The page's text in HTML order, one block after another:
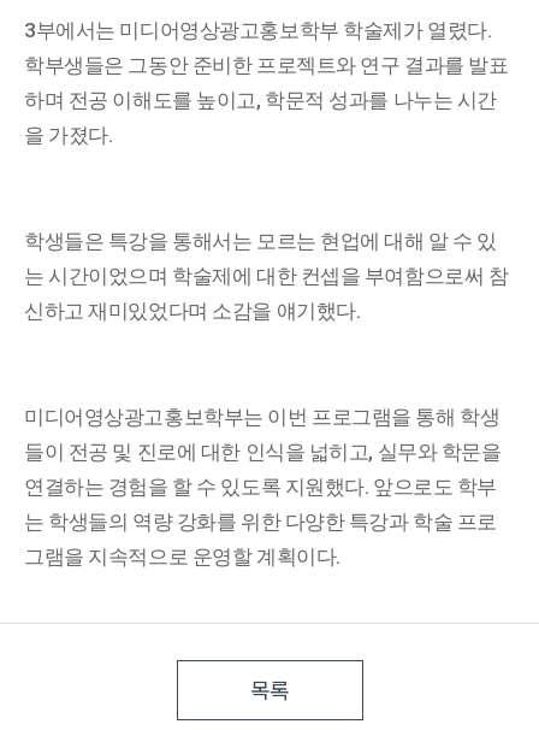
3부에서는 미디어영상광고홍보학부 학술제가 열렸다.
학부생들은 그동안 준비한 프로젝트와 연구 결과를 발표
하며 전공 이해도를 높이고, 학문적 성과를 나누는 시간
을 가졌다.
학생들은 특강을 통해서는 모르는 현업에 대해 알 수 있
는 시간이었으며 학술제에 대한 컨셉을 부여함으로써 참
신하고 재미있었다며 소감을 얘기했다.
미디어영상광고홍보학부는 이번 프로그램을 통해 학생
들이 전공 및 진로에 대한 인식을 넓히고, 실무와 학문을
연결하는 경험을 할 수 있도록 지원했다. 앞으로도 학부
는 학생들의 역량 강화를 위한 다양한 특강과 학술 프로
그램을 지속적으로 운영할 계획이다.
목록